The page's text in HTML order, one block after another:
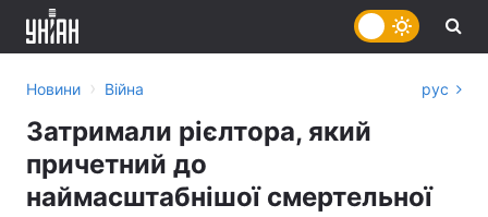
Новини › Війна рус
Затримали рієлтора, який
причетний до
наймасштабнішої смертельної